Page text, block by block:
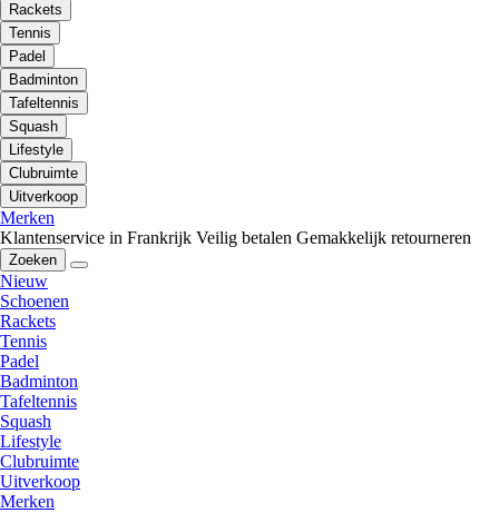
Rackets
Tennis
Padel
Badminton
Tafeltennis
Squash
Lifestyle
Clubruimte
Uitverkoop
Merken
Klantenservice in Frankrijk Veilig betalen Gemakkelijk retourneren
Zoeken
Nieuw
Schoenen
Rackets
Tennis
Padel
Badminton
Tafeltennis
Squash
Lifestyle
Clubruimte
Uitverkoop
Merken